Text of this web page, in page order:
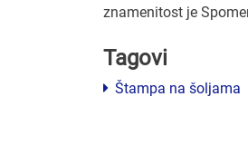
znamenitost je
Tagovi
Štampa na šoljama